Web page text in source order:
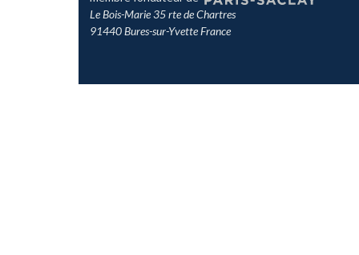
Le Bois-Marie 35 rte de Chartres
91440 Bures-sur-Yvette France